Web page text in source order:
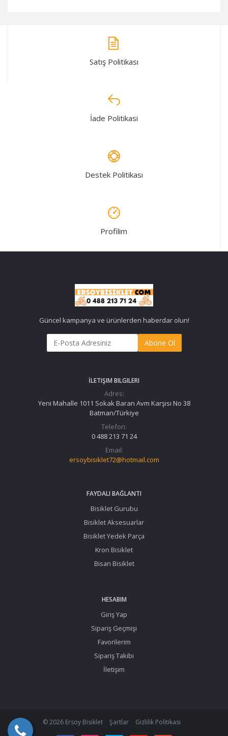
Satış Politikası
İade Politikasi
Destek Politikası
Profilim
Güncel kampanya ve ürünlerden haberdar olun!
Abone Ol
İLETIŞIM BILGILERI
Adres:
Yeni Mahalle 1011 Sokak Baran Avm Karşısı No 38
Batman/Türkiye
Telefon:
0 488 213 71 24
Email:
ersoybisiklet72@hotmail.com
FAYDALI BAĞLANTI
Bisiklet Gurubu
Bisiklet Aksesuarlar
Bisiklet Yedek Parça
Kron Bisiklet
Bisan Bisiklet
HESABIM
Giriş Yap
Sipariş Geçmişi
Favorilerim
Sipariş Takibi
İletişim
© 2026 Ersoy Bisiklet Şartlar Gizlilik Politikası